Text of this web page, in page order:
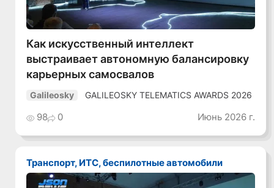
Как искусственный интеллект
выстраивает автономную балансировку
карьерных самосвалов
Galileosky GALILEOSKY TELEMATICS AWARDS 2026
98 0 Июнь 2026 г.
Транспорт, ИТС, беспилотные автомобили